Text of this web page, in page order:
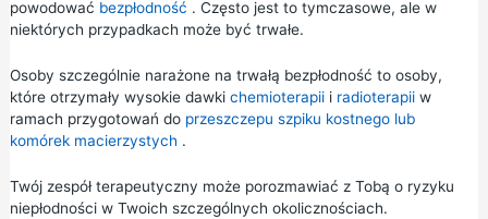
powodować bezpłodność . Często jest to tymczasowe, ale w
niektórych przypadkach może być trwałe.
Osoby szczególnie narażone na trwałą bezpłodność to osoby,
które otrzymały wysokie dawki chemioterapiii radioterapiiw
ramach przygotowań do przeszczepu szpiku kostnego lub
komórek macierzystych .
Twój zespół terapeutyczny może porozmawiać z Tobą o ryzyku
niepłodności w Twoich szczególnych okolicznościach.